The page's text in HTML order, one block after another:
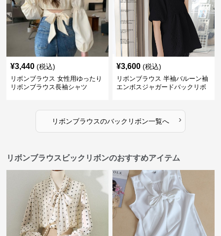
¥3,440 (税込)
リボンブラウス 女性用ゆったり
リボンブラウス長袖シャツ
¥3,600 (税込)
リボンブラウス 半袖バルーン袖
エンボスジャガードバックリボ
リボンブラウスのバックリボン一覧へ ›
リボンブラウスビックリボンのおすすめアイテム